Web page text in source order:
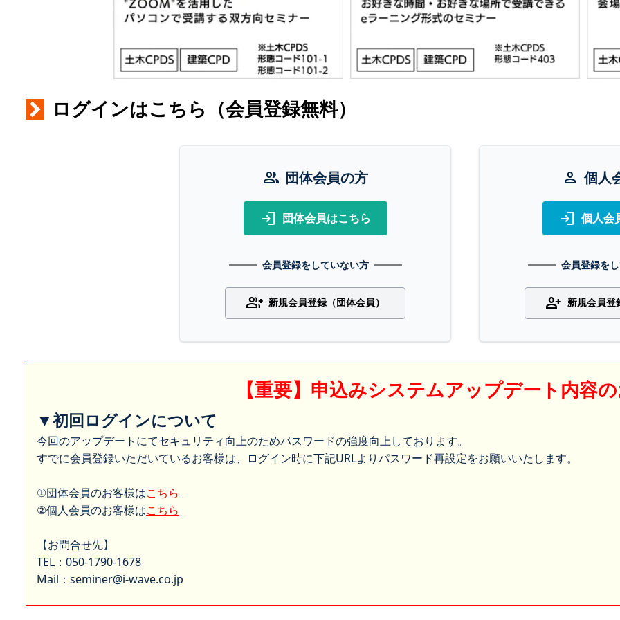
ログインはこちら（会員登録無料）
group 団体会員の方
login 団体会員はこちら
会員登録をしていない方
group_add 新規会員登録（団体会員）
person 個人
login 個人会
会員登録を
person_add 新規会員登
【重要】申込みシステムアップデート内容
▼初回ログインについて
今回のアップデートにてセキュリティ向上のためパスワードの強度向上しております。
すでに会員登録いただいているお客様は、ログイン時に下記URLよりパスワード再設定をお願いいたします。
①団体会員のお客様はこちら
②個人会員のお客様はこちら
【お問合せ先】
TEL：050-1790-1678
Mail：seminer@i-wave.co.jp